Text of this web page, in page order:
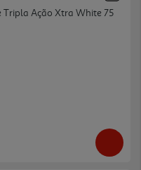
Ação Xtra White 75